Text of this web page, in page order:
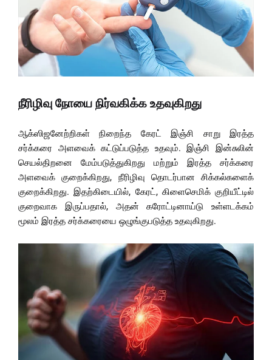
நீரிழிவு நோயை நிர்வகிக்க உதவுகிறது
ஆக்ஸிஜனேற்றிகள் நிறைந்த கேரட் இஞ்சி சாறு இரத்த
சர்க்கரை அளவைக் கட்டுப்படுத்த உதவும். இஞ்சி இன்சுலின்
செயல்திறனை மேம்படுத்துகிறது மற்றும் இரத்த சர்க்கரை
அளவைக் குறைக்கிறது, நீரிழிவு தொடர்பான சிக்கல்களைக்
குறைக்கிறது. இதற்கிடையில், கேரட், கிளைசெமிக் குறியீட்டில்
குறைவாக இருப்பதால், அதன் கரோட்டினாய்டு உள்ளடக்கம்
மூலம் இரத்த சர்க்கரையை ஒழுங்குபடுத்த உதவுகிறது.